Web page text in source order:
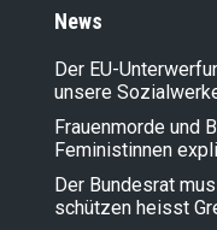
News
Der EU-
unsere
Frauenmorde und
Feministinnen
Der Bundesrat
schützen heisst